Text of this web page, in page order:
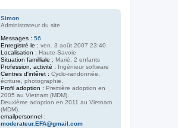
Simon
Administrateur du site
Messages : 56
Enregistré le : ven. 3 août 2007 23:40
Localisation : Haute-Savoie
Situation familliale : Marié, 2 enfants
Profession, activité : Ingénieur software
Centres d'intêret : Cyclo-randonnée,
écriture, photographie,
Profil adoption : Première adoption en
2005 au Vietnam (MDM).
Deuxième adoption en 2011 au Vietnam
(MDM).
emailpersonnel :
moderateur.EFA@gmail.com